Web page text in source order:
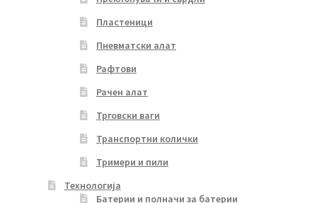
Пластеници
Пневматски алат
Рафтови
Рачен алат
Трговски ваги
Транспортни колички
Тримери и пили
Технологија
Батерии и полначи за батерии